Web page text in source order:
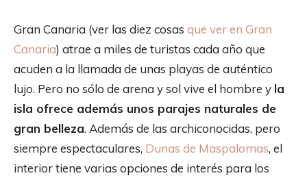
Gran Canaria (ver las diez cosas que ver en Gran
Canaria) atrae a miles de turistas cada año que
acuden a la llamada de unas playas de auténtico
lujo. Pero no sólo de arena y sol vive el hombre y la
isla ofrece además unos parajes naturales de
gran belleza. Además de las archiconocidas, pero
siempre espectaculares, Dunas de Maspalomas, el
interior tiene varias opciones de interés para los